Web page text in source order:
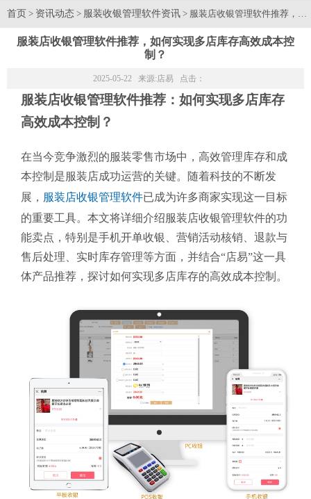
首页 > 资讯动态 > 服装收银管理软件资讯 > 服装店收银管理软件推荐，
服装店收银管理软件推荐，如何实现多店库存高效成本控
制？
2025-05-22 来源:店易 点击：
服装店收银管理软件推荐：如何实现多店库存
高效成本控制？
在当今竞争激烈的服装零售市场中，高效管理库存和成
本控制是服装店成功运营的关键。随着科技的不断发
展， 服装店收银管理软件已成为许多商家实现这一目标
的重要工具。本文将详细介绍服装店收银管理软件的功
能卖点，特别是手机开单收银、营销活动核销、退款与
售后处理、实时库存管理等方面，并结合“店易”这一具
体产品推荐，探讨如何实现多店库存的高效成本控制。